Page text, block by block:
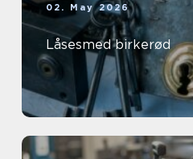
02. May 2026
Låsesmed birkerød